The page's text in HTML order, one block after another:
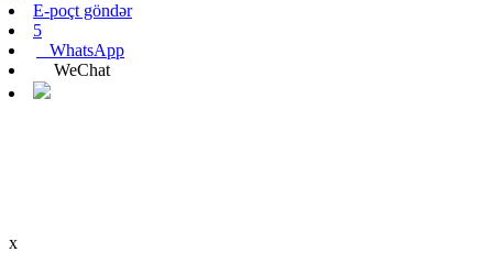
E-poçt göndər
5
WhatsApp
WeChat
x